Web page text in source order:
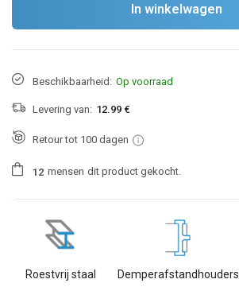
In winkelwagen
Beschikbaarheid: Op voorraad
Levering van: 12.99 €
Retour tot 100 dagen
1 2 mensen dit product gekocht.
Roestvrij staal Demperafstandhouders